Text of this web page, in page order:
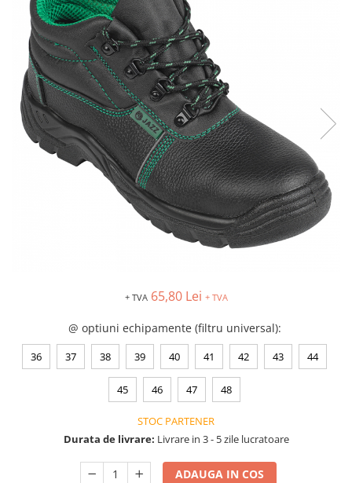
Costume | Combinezoane
Impermeabile
Pantaloni Impermeabili
Pelerine | Jachete Impermeabile
Imbracaminte TERMOIZOLANTĂ
Jachete Termoizolante
Pantaloni Termoizolanti
Costume | Combinezoane
Îmbrăcăminte REFLECTORIZANTĂ
Costume reflectorizante (HI-VIS)
Combinezoane Reflectorizante (HI-
Veste reflectorizante (HI-VIS)
Tricouri si bluze reflectorizante (HI-
Fesuri, capisoane si sepci
Accesorii reflectorizante (HI-VIS)
+ TVA 65,80 Lei + TVA
@ optiuni echipamente (filtru universal):
36 37 38 39 40 41 42 43 44
45 46 47 48
STOC PARTENER
Durata de livrare: Livrare in 3 - 5 zile lucratoare
ADAUGA IN COS